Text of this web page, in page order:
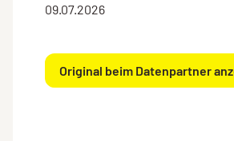
09.07.2026
Original beim Datenpartner